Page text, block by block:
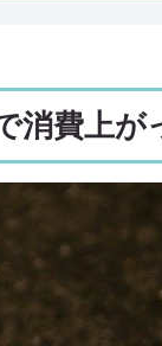
消費上が